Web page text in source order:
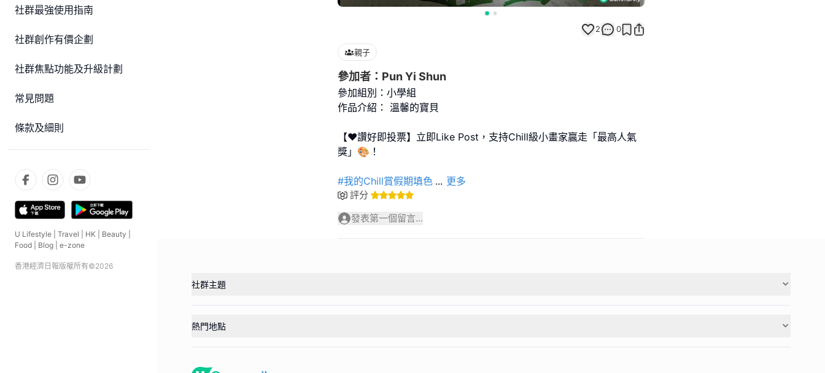
社群最強使用指南
社群創作有價企劃
社群焦點功能及升級計劃
常見問題
條款及細則
U Lifestyle Travel HK Beauty
Food
Blog e-zone
香港經濟日報版權所有©2026
2 0
親子
參加者：Pun Yi Shun
參加組別：小學組
作品介紹： 溫馨的寶貝
【❤️讚好即投票】立即Like Post，支持Chill級小畫家贏走「最高人氣
獎」🎨！
#我的Chill賞假期填色 ... 更多
評分
發表第一個留言...
社群主題
熱門地點